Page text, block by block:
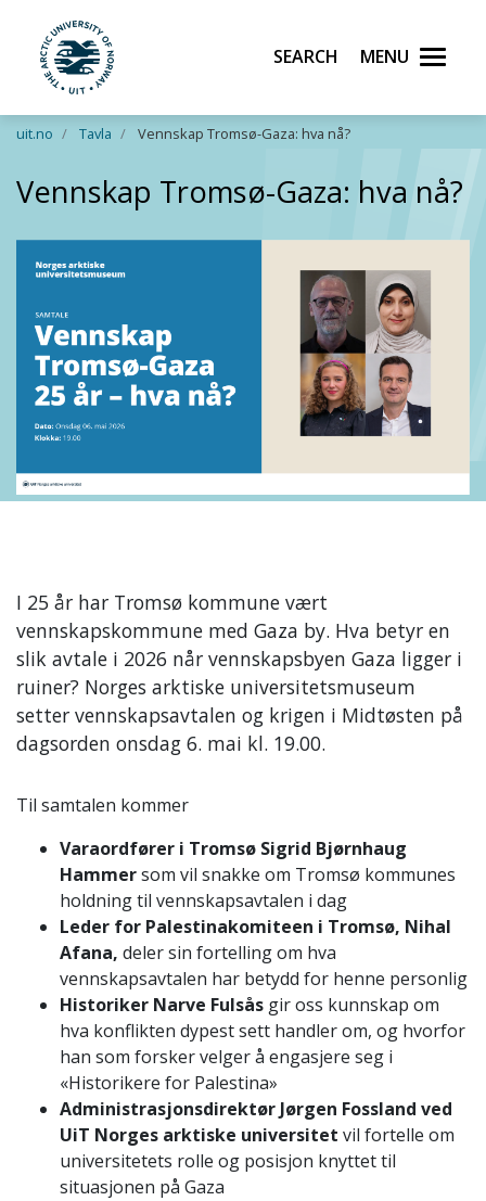
Skip to main content
UiT The Arctic University of Norway
Search Menu
uit.no Tavla Vennskap Tromsø-Gaza: hva nå?
Vennskap Tromsø-Gaza: hva nå?
I 25 år har Tromsø kommune vært
vennskapskommune med Gaza by. Hva betyr en
slik avtale i 2026 når vennskapsbyen Gaza ligger i
ruiner? Norges arktiske universitetsmuseum
setter vennskapsavtalen og krigen i Midtøsten på
dagsorden onsdag 6. mai kl. 19.00.
Til samtalen kommer
Varaordfører i Tromsø Sigrid Bjørnhaug
Hammersom vil snakke om Tromsø kommunes
holdning til vennskapsavtalen i dag
Leder for Palestinakomiteen i Tromsø, Nihal
Afana, deler sin fortelling om hva
vennskapsavtalen har betydd for henne personlig
Historiker Narve Fulsås gir oss kunnskap om
hva konflikten dypest sett handler om, og hvorfor
han som forsker velger å engasjere seg i
«Historikere for Palestina»
Administrasjonsdirektør Jørgen Fossland ved
UiT Norges arktiske universitet vil fortelle om
universitetets rolle og posisjon knyttet til
situasjonen på Gaza